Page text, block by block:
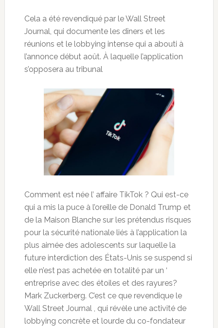
Cela a été revendiqué par le Wall Street
Journal, qui documente les dîners et les
réunions et le lobbying intense qui a abouti à
l’annonce début août. À laquelle l’application
s’opposera au tribunal
Comment est née l’ affaire TikTok ? Qui est-ce
qui a mis la puce à l’oreille de Donald Trump et
de la Maison Blanche sur les prétendus risques
pour la sécurité nationale liés à l’application la
plus aimée des adolescents sur laquelle la
future interdiction des États-Unis se suspend si
elle n’est pas achetée en totalité par un ‘
entreprise avec des étoiles et des rayures?
Mark Zuckerberg. C’est ce que revendique le
Wall Street Journal , qui révèle une activité de
lobbying concrète et lourde du co-fondateur